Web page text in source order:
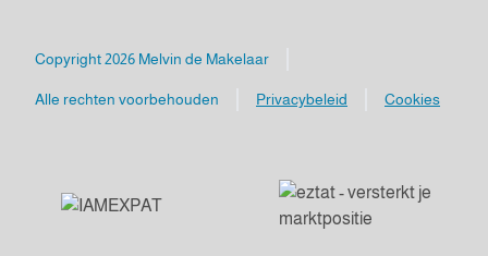
Mailadres
Luxemburgpromenade 4
3541 DC Utrecht
Copyright 2026 Melvin de Makelaar
Alle rechten voorbehouden Privacybeleid Cookies